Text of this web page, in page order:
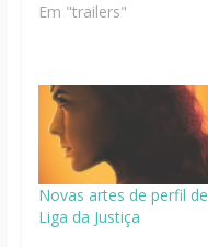
Em "trailers"
Novas artes de perfil de
Liga da Justiça